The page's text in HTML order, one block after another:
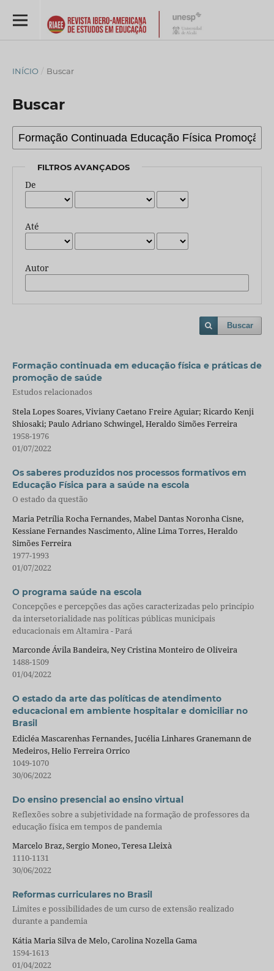
INÍCIO / Buscar
Buscar
FILTROS AVANÇADOS
De
Até
Autor
Buscar
Formação continuada em educação física e práticas de
promoção de saúde
Estudos relacionados
Stela Lopes Soares, Viviany Caetano Freire Aguiar; Ricardo Kenji
Shiosaki; Paulo Adriano Schwingel, Heraldo Simões Ferreira
1958-1976
01/07/2022
Os saberes produzidos nos processos formativos em
Educação Física para a saúde na escola
O estado da questão
Maria Petrília Rocha Fernandes, Mabel Dantas Noronha Cisne,
Kessiane Fernandes Nascimento, Aline Lima Torres, Heraldo
Simões Ferreira
1977-1993
01/07/2022
O programa saúde na escola
Concepções e percepções das ações caracterizadas pelo princípio
da intersetorialidade nas políticas públicas municipais
educacionais em Altamira - Pará
Marconde Ávila Bandeira, Ney Cristina Monteiro de Oliveira
1488-1509
01/04/2022
O estado da arte das políticas de atendimento
educacional em ambiente hospitalar e domiciliar no
Brasil
Edicléa Mascarenhas Fernandes, Jucélia Linhares Granemann de
Medeiros, Helio Ferreira Orrico
1049-1070
30/06/2022
Do ensino presencial ao ensino virtual
Reflexões sobre a subjetividade na formação de professores da
educação física em tempos de pandemia
Marcelo Braz, Sergio Moneo, Teresa Lleixà
1110-1131
30/06/2022
Reformas curriculares no Brasil
Limites e possibilidades de um curso de extensão realizado
durante a pandemia
Kátia Maria Silva de Melo, Carolina Nozella Gama
1594-1613
01/04/2022